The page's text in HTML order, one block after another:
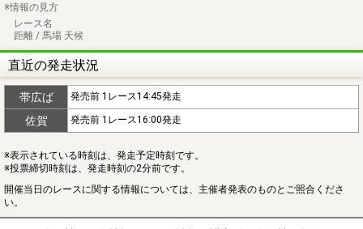
※情報の見方
レース名
距離 / 馬場 天候
直近の発走状況
帯広ば 発売前 1レース14:45発走
佐賀 発売前 1レース16:00発走
※表示されている時刻は、発走予定時刻です。
※投票締切時刻は、発走時刻の2分前です。
開催当日のレースに関する情報については、主催者発表のものとご照合くださ
い。